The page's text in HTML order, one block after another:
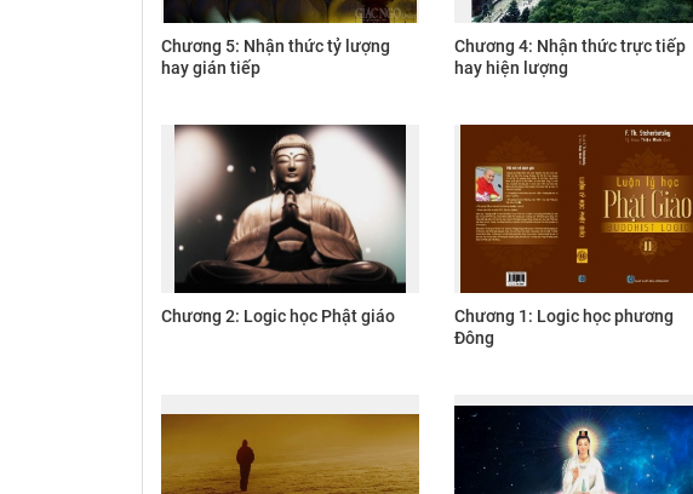
Chương 5: Nhận thức tỷ lượng
hay gián tiếp
Chương 4: Nhận thức trực tiếp
hay hiện lượng
Chương 2: Logic học Phật giáo
Chương 1: Logic học phương
Đông